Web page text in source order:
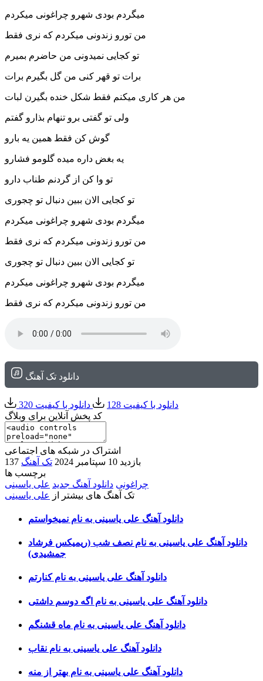
میگردم بودی شهرو چراغونی میکردم
من تورو زندونی میکردم که نری فقط
تو کجایی نمیدونی من حاضرم بمیرم
برات تو قهر کنی من گل بگیرم برات
من هر کاری میکنم فقط شکل خنده بگیرن لبات
ولی تو گفتی برو تنهام بذارو گفتم
گوش کن فقط همین یه بارو
یه بغض داره میده گلومو فشارو
تو وا کن از گردنم طناب دارو
تو کجایی الان ببین دنبال تو چجوری
میگردم بودی شهرو چراغونی میکردم
من تورو زندونی میکردم که نری فقط
تو کجایی الان ببین دنبال تو چجوری
میگردم بودی شهرو چراغونی میکردم
من تورو زندونی میکردم که نری فقط
دانلود تک آهنگ
دانلود با کیفیت 128
دانلود با کیفیت 320
کد پخش آنلاین برای وبلاگ
اشتراک در شبکه های اجتماعی
137 بازدید 10 سپتامبر 2024
تک آهنگ
برچسب ها
چراغونی دانلود آهنگ جدید علی یاسینی
تک آهنگ های بیشتر از علی یاسینی
دانلود آهنگ علی یاسینی به نام نمیخواستم
دانلود آهنگ علی یاسینی به نام نصف شب (ریمیکس فرشاد
جمشیدی)
دانلود آهنگ علی یاسینی به نام کنارتم
دانلود آهنگ علی یاسینی به نام اگه دوسم داشتی
دانلود آهنگ علی یاسینی به نام ماه قشنگم
دانلود آهنگ علی یاسینی به نام نقاب
دانلود آهنگ علی یاسینی به نام بهتر از منه